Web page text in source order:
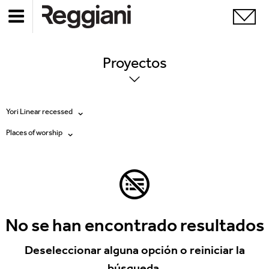
Proyectos
Yori Linear recessed
Todos los productos
Mood Evo
Traceline System
Places of worship
No se han encontrado resultados
Deseleccionar alguna opción o reiniciar la